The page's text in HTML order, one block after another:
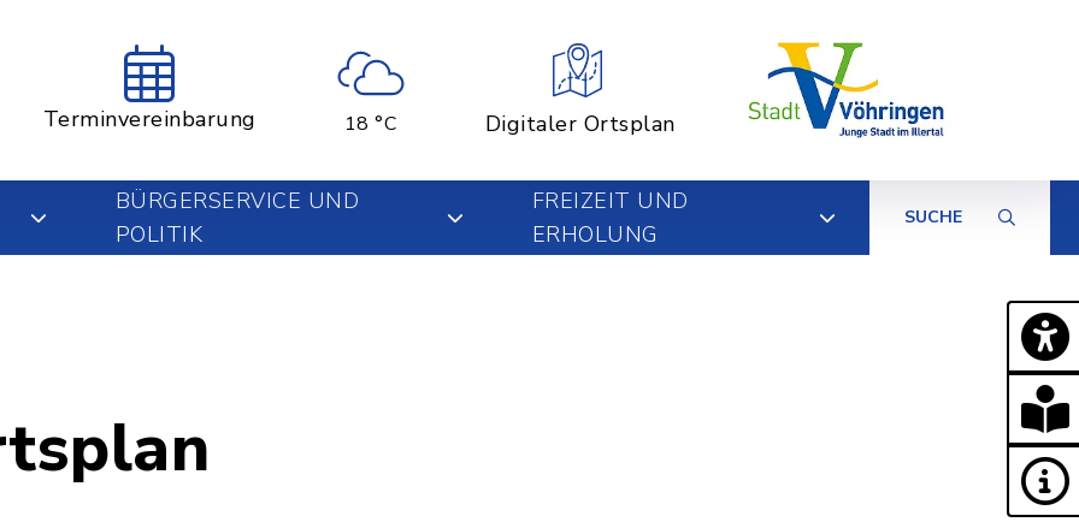
Terminvereinbarung 18 °C Digitaler Ortsplan
BÜRGERSERVICE UND
POLITIK
FREIZEIT UND
ERHOLUNG
SUCHE